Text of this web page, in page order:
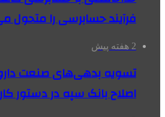
فرآیند حسابرسی را متحول
2 هفته پیش
اصلاح بانک سپه در دستور کار